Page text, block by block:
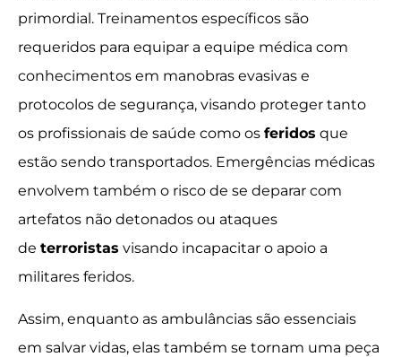
primordial. Treinamentos específicos são
requeridos para equipar a equipe médica com
conhecimentos em manobras evasivas e
protocolos de segurança, visando proteger tanto
os profissionais de saúde como os feridos que
estão sendo transportados. Emergências médicas
envolvem também o risco de se deparar com
artefatos não detonados ou ataques
de terroristas visando incapacitar o apoio a
militares feridos.
Assim, enquanto as ambulâncias são essenciais
em salvar vidas, elas também se tornam uma peça